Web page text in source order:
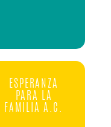
ESPERANZA
PARA LA
FAMILIA A.C.